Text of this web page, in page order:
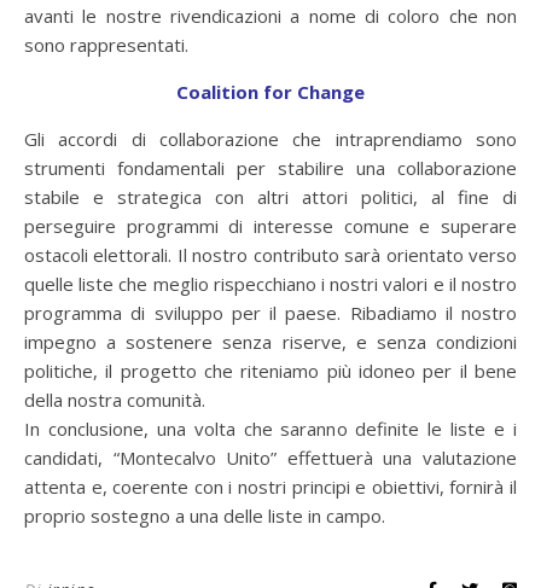
avanti le nostre rivendicazioni a nome di coloro che non
sono rappresentati.
Coalition for Change
Gli accordi di collaborazione che intraprendiamo sono
strumenti fondamentali per stabilire una collaborazione
stabile e strategica con altri attori politici, al fine di
perseguire programmi di interesse comune e superare
ostacoli elettorali. Il nostro contributo sarà orientato verso
quelle liste che meglio rispecchiano i nostri valori e il nostro
programma di sviluppo per il paese. Ribadiamo il nostro
impegno a sostenere senza riserve, e senza condizioni
politiche, il progetto che riteniamo più idoneo per il bene
della nostra comunità.
In conclusione, una volta che saranno definite le liste e i
candidati, “Montecalvo Unito” effettuerà una valutazione
attenta e, coerente con i nostri principi e obiettivi, fornirà il
proprio sostegno a una delle liste in campo.